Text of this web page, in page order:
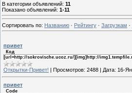
В категории объявлений: 11
Показано объявлений: 1-11
Сортировать по: Названию · Рейтингу · Загрузкам ·
привет
Код
[url=http://sokrovische.ucoz.ru/][img]http://
Открытки-Привет! | Просмотров: 2488 | Дата: 16-
привет
Code